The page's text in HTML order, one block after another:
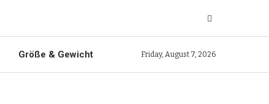
Größe & Gewicht Friday, August 7, 2026